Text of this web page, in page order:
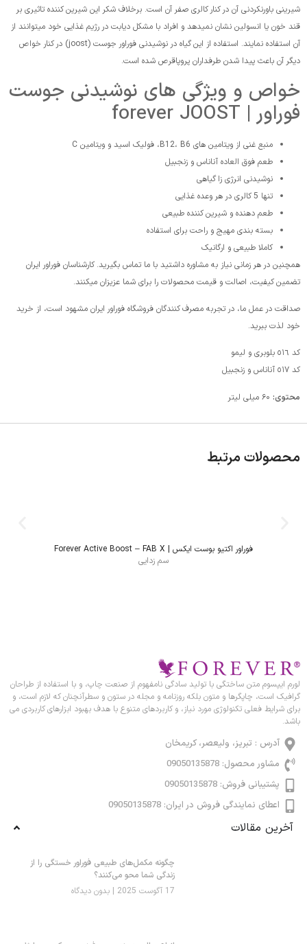
شیرینی باورنکردنی آن در کنار کالری صفر آن است. برخلاف شکر این شیرین کننده تاثیری بر
قند خون یا انسولین نشان نمیدهد و افراد با مشکل دیابت در رژیم غذایی خود میتوانند از
آن استفاده نمایند. استفاده از این گیاه در نوشیدنی فوراور جوست (joost) در کنار خواص
دیگر آن باعث پیدا شدن طرفداران پروپاقرص شده است.
خواص و ویژگی های نوشیدنی جوست
فوراور | forever JOOST
منبع غنی از ویتامین های B12، B6، فولیک اسید و ویتامین C
طعم فوق العاده آناناس و زنجبیل
نوشیدنی انرژی زا گیاهی
تنها 5 کالری در هر وعده غذایی
طعم دهنده و شیرین کننده طبیعی
بسته بندی مهیج و راحت برای استفاده
کاملا طبیعی و ارگانیک
همچنین در هر زمانی نیاز به مشاوره داشتید با ما تماس بگیرید. کارشناسان فوراور ایران
تضمین کیفیت، اصالت و قیمت محصولات را برای شما عزیزان میکنند.
صداقت در عمل ما، در تجربه مصرف کنندگان فروشگاه فوراور ایران مشهود است، از خرید
خود لذت ببرید.
کد ٥١٦ بلوبری و لیمو
کد ٥١٧ آناناس و زنجبیل
محتوی:
محصولات مرتبط
فوراور اکتیو بوست ایکس | Forever Active Boost – FAB X
سم زدایی
لورم ایپسوم متن ساختگی با تولید سادگی نامفهوم از صنعت چاپ، و با استفاده از طراحان
گرافیک است، چاپگرها و متون بلکه روزنامه و مجله در ستون و سطرآنچنان که لازم است، و
برای شرایط فعلی تکنولوژی مورد نیاز، و کاربردهای متنوع با هدف بهبود ابزارهای کاربردی می
باشد.
آدرس : تبریز، ولیعصر، کریمخان
مشاور محصول: 09050135878
پشتیبانی فروش: 09050135878
اعطای نمایندگی فروش در ایران: 09050135878
آخرین مقالات
چگونه مکمل‌های طبیعی فوراور خستگی را از
زندگی شما محو می‌کنند؟
17 آگوست 2025
بدون دیدگاه